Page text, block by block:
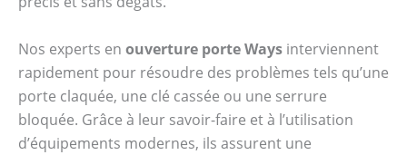
Nos experts en ouverture porte Ways interviennent
rapidement pour résoudre des problèmes tels qu’une
porte claquée, une clé cassée ou une serrure
bloquée. Grâce à leur savoir-faire et à l’utilisation
d’équipements modernes, ils assurent une